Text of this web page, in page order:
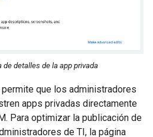
de detalles de la app privada
que los administradores
apps privadas directamente
Para optimizar la publicación de
de TI, la página